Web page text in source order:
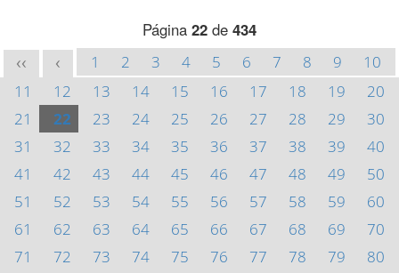
Página 22 de 434
<< < 1 2 3 4 5 6 7 8 9
10
11
12 13 14 15 16 17 18 19
20
21
22 23 24 25 26 27 28 29
30
31
32 33 34 35 36 37 38 39
40
41
42 43 44 45 46 47 48 49
50
51
52 53 54 55 56 57 58 59
60
61
62 63 64 65 66 67 68 69
70
71
72 73 74 75 76 77 78 79
80